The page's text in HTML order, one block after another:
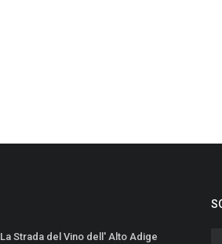
La Strada del Vino dell' Alto Adige